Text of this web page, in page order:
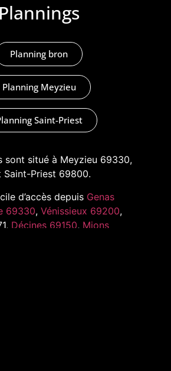
Plannings
Planning bron
Planning Meyzieu
Saint-Priest
sont situé à Meyzieu 69330,
Saint-Priest 69800.
d’accès depuis Genas
69330, Vénissieux 69200,
Décines 69150, Mions